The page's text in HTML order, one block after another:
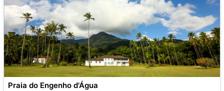
Praia do Engenho d'Água